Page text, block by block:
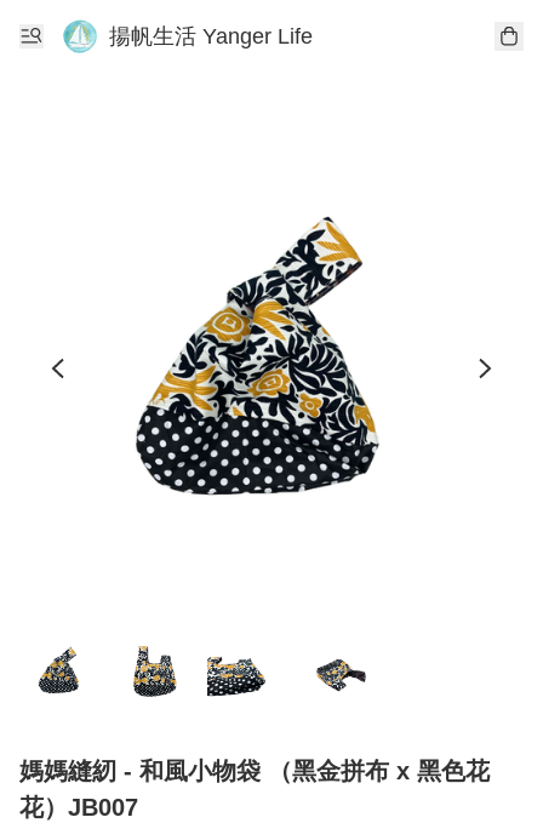
揚帆生活 Yanger Life
媽媽縫紉 - 和風小物袋 （黑金拼布 x 黑色花
花）JB007